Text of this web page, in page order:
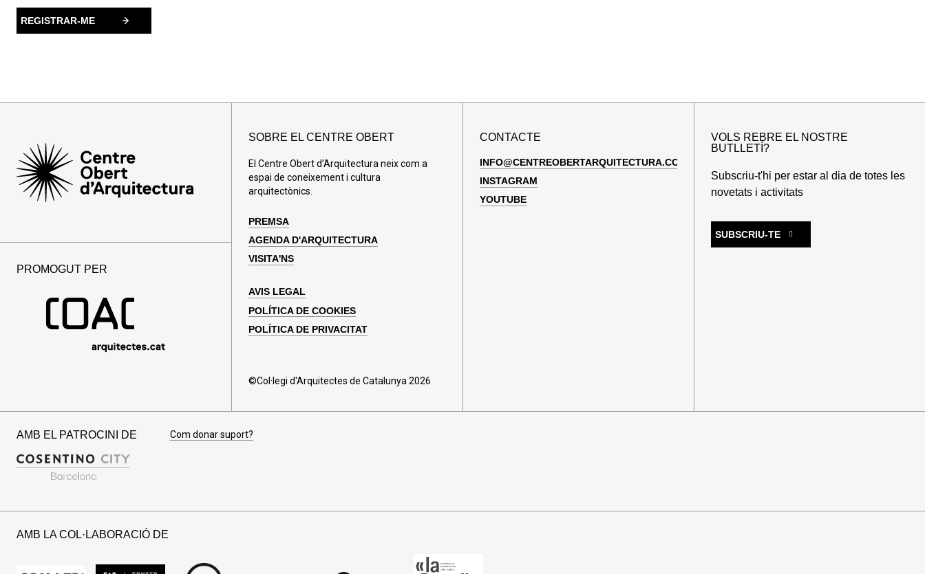
PROMOGUT PER
SOBRE EL CENTRE OBERT
El Centre Obert d’Arquitectura neix com a
espai de coneixement i cultura
arquitectònics.
PREMSA
AGENDA D'ARQUITECTURA
VISITA'NS
AVIS LEGAL
POLÍTICA DE COOKIES
POLÍTICA DE PRIVACITAT
©Col·legi d'Arquitectes de Catalunya 2026
CONTACTE
INFO@CENTREOBERTARQUITECTURA.COM
INSTAGRAM
YOUTUBE
VOLS REBRE EL NOSTRE
BUTLLETÍ?
Subscriu-t'hi per estar al dia de totes les
novetats i activitats
SUBSCRIU-TE
AMB EL PATROCINI DE Com donar suport?
AMB LA COL·LABORACIÓ DE